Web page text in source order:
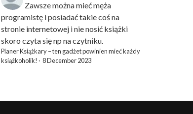
Zawsze można mieć męża
programistę i posiadać takie coś na
stronie internetowej i nie nosić książki
skoro czyta się np na czytniku.
Planer Książkary – ten gadżet powinien mieć każdy
książkoholik! · 8 December 2023